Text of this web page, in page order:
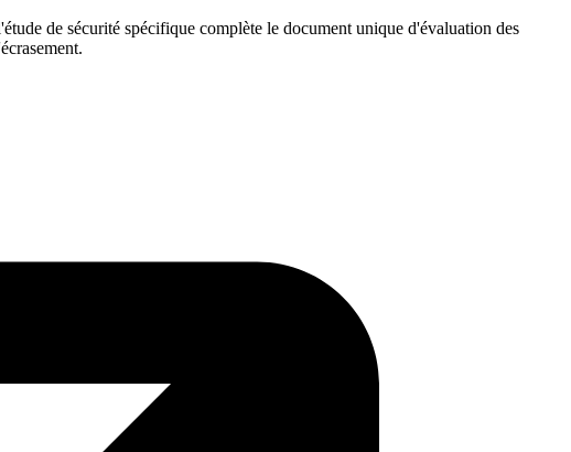
de sécurité spécifique complète le document unique d'évaluation des